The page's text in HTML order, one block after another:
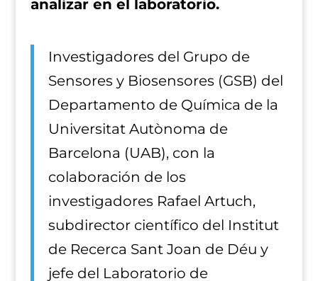
analizar en el laboratorio.
Investigadores del Grupo de
Sensores y Biosensores (GSB) del
Departamento de Química de la
Universitat Autònoma de
Barcelona (UAB), con la
colaboración de los
investigadores Rafael Artuch,
subdirector científico del Institut
de Recerca Sant Joan de Déu y
jefe del Laboratorio de